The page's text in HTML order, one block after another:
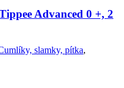
Advanced 0 +, 2
slamky, pítka,